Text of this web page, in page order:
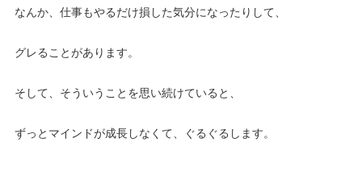
なんか、仕事もやるだけ損した気分になったりして、
グレることがあります。
そして、そういうことを思い続けていると、
ずっとマインドが成長しなくて、ぐるぐるします。